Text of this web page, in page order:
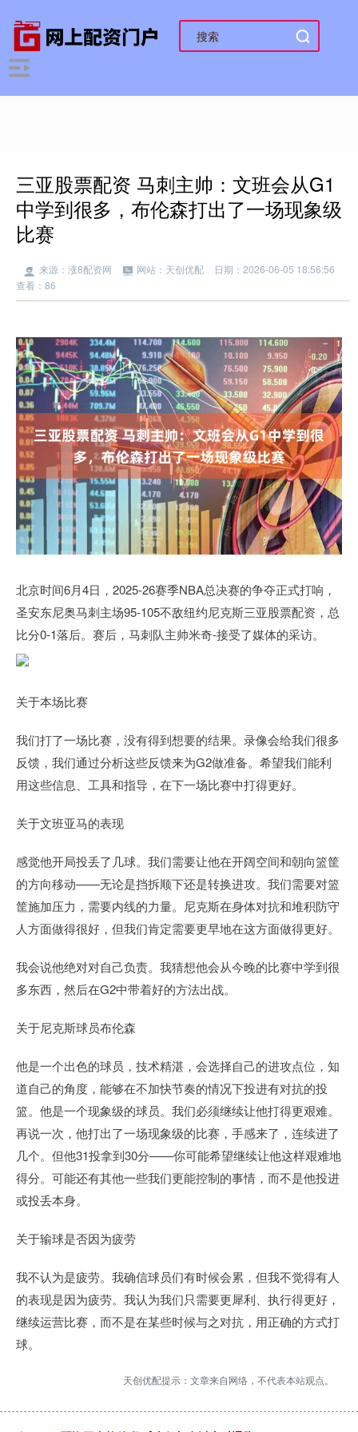
三亚股票配资 马刺主帅：文班会从G1
中学到很多，布伦森打出了一场现象级
比赛
来源：涨8配资网 网站：天创优配
日期：2026-06-05 18:56:56
查看：86
北京时间6月4日，2025-26赛季NBA总决赛的争夺正式打响，
圣安东尼奥马刺主场95-105不敌纽约尼克斯三亚股票配资，总
比分0-1落后。赛后，马刺队主帅米奇-接受了媒体的采访。
关于本场比赛
我们打了一场比赛，没有得到想要的结果。录像会给我们很多
反馈，我们通过分析这些反馈来为G2做准备。希望我们能利
用这些信息、工具和指导，在下一场比赛中打得更好。
关于文班亚马的表现
感觉他开局投丢了几球。我们需要让他在开阔空间和朝向篮筐
的方向移动——无论是挡拆顺下还是转换进攻。我们需要对篮
筐施加压力，需要内线的力量。尼克斯在身体对抗和堆积防守
人方面做得很好，但我们肯定需要更早地在这方面做得更好。
我会说他绝对对自己负责。我猜想他会从今晚的比赛中学到很
多东西，然后在G2中带着好的方法出战。
关于尼克斯球员布伦森
他是一个出色的球员，技术精湛，会选择自己的进攻点位，知
道自己的角度，能够在不加快节奏的情况下投进有对抗的投
篮。他是一个现象级的球员。我们必须继续让他打得更艰难。
再说一次，他打出了一场现象级的比赛，手感来了，连续进了
几个。但他31投拿到30分——你可能希望继续让他这样艰难地
得分。可能还有其他一些我们更能控制的事情，而不是他投进
或投丢本身。
关于输球是否因为疲劳
我不认为是疲劳。我确信球员们有时候会累，但我不觉得有人
的表现是因为疲劳。我认为我们只需要更犀利、执行得更好，
继续运营比赛，而不是在某些时候与之对抗，用正确的方式打
球。
天创优配提示：文章来自网络，不代表本站观点。